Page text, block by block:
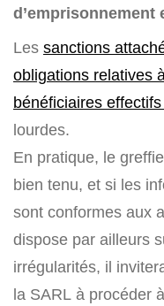
d’emprisonnement
Les sanctions
obligations relatives
bénéficiaires effectifs
lourdes.
En pratique, le
bien tenu, et si les
sont conformes aux
dispose par ailleurs
irrégularités, il
la SARL à procéder